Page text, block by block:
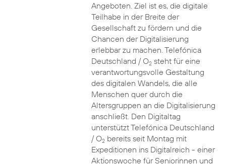
Angeboten. Ziel ist es, die digitale
Teilhabe in der Breite der
Gesellschaft zu fördern und die
Chancen der Digitalisierung
erlebbar zu machen. Telefónica
Deutschland / O2steht für eine
verantwortungsvolle Gestaltung
des digitalen Wandels, die alle
Menschen quer durch die
Altersgruppen an die Digitalisierung
anschließt. Den Digitaltag
unterstützt Telefónica Deutschland
/ O2bereits seit Montag mit
Expeditionen ins Digitalreich - einer
Aktionswoche für Seniorinnen und